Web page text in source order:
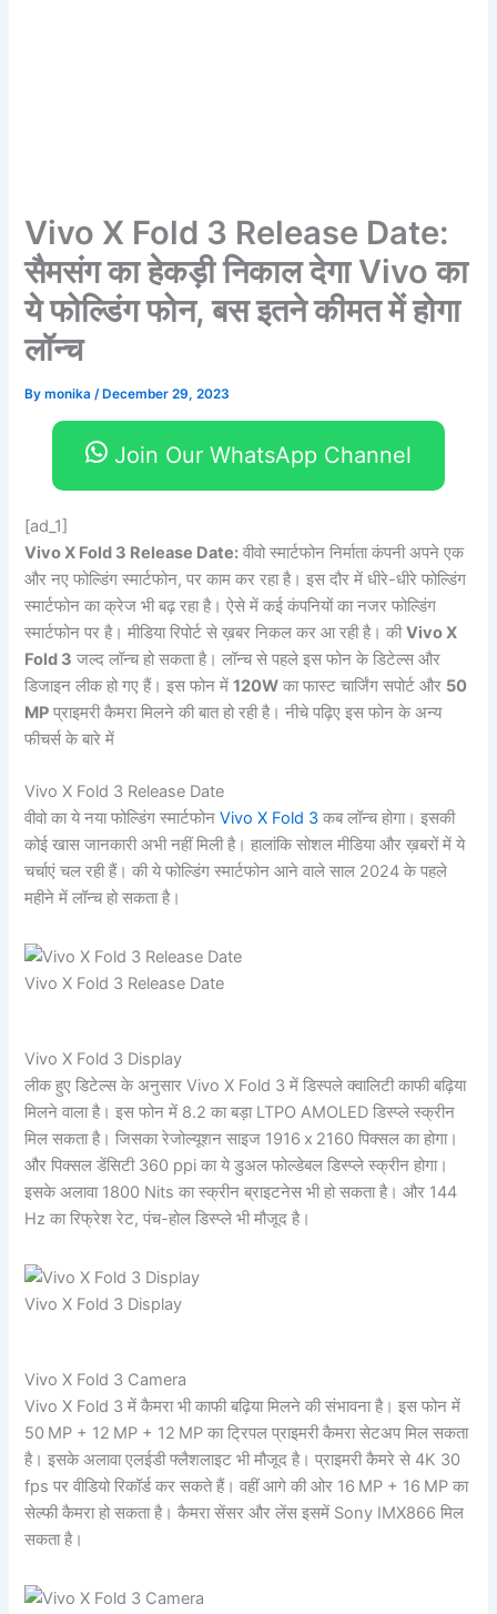
Vivo X Fold 3 Release Date:
सैमसंग का हेकड़ी निकाल देगा Vivo का
ये फोल्डिंग फोन, बस इतने कीमत में होगा
लॉन्च
Bymonika/ December 29, 2023
Join Our WhatsApp Channel
[ad_1]
Vivo X Fold 3 Release Date: वीवो स्मार्टफोन निर्माता कंपनी अपने एक
और नए फोल्डिंग स्मार्टफोन, पर काम कर रहा है। इस दौर में धीरे-धीरे फोल्डिंग
स्मार्टफोन का क्रेज भी बढ़ रहा है। ऐसे में कई कंपनियों का नजर फोल्डिंग
स्मार्टफोन पर है। मीडिया रिपोर्ट से ख़बर निकल कर आ रही है। कीVivo X
Fold 3 जल्द लॉन्च हो सकता है। लॉन्च से पहले इस फोन के डिटेल्स और
डिजाइन लीक हो गए हैं। इस फोन में120W का फास्ट चार्जिंग सपोर्ट और 50
MP प्राइमरी कैमरा मिलने की बात हो रही है। नीचे पढ़िए इस फोन के अन्य
फीचर्स के बारे में
Vivo X Fold 3 Release Date
वीवो का ये नया फोल्डिंग स्मार्टफोनVivo X Fold 3 कब लॉन्च होगा। इसकी
कोई खास जानकारी अभी नहीं मिली है। हालांकि सोशल मीडिया और ख़बरों में ये
चर्चाएं चल रही हैं। की ये फोल्डिंग स्मार्टफोन आने वाले साल 2024 के पहले
महीने में लॉन्च हो सकता है।
Vivo X Fold 3 Release Date
Vivo X Fold 3 Display
लीक हुए डिटेल्स के अनुसार Vivo X Fold 3 में डिस्पले क्वालिटी काफी बढ़िया
मिलने वाला है। इस फोन में 8.2 का बड़ा LTPO AMOLED डिस्प्ले स्क्रीन
मिल सकता है। जिसका रेजोल्यूशन साइज 1916 x 2160 पिक्सल का होगा।
और पिक्सल डेंसिटी 360 ppi का ये डुअल फोल्डेबल डिस्प्ले स्क्रीन होगा।
इसके अलावा 1800 Nits का स्क्रीन ब्राइटनेस भी हो सकता है। और 144
Hz का रिफ्रेश रेट, पंच-होल डिस्प्ले भी मौजूद है।
Vivo X Fold 3 Display
Vivo X Fold 3 Camera
Vivo X Fold 3 में कैमरा भी काफी बढ़िया मिलने की संभावना है। इस फोन में
50 MP + 12 MP + 12 MP का ट्रिपल प्राइमरी कैमरा सेटअप मिल सकता
है। इसके अलावा एलईडी फ्लैशलाइट भी मौजूद है। प्राइमरी कैमरे से 4K 30
fps पर वीडियो रिकॉर्ड कर सकते हैं। वहीं आगे की ओर 16 MP + 16 MP का
सेल्फी कैमरा हो सकता है। कैमरा सेंसर और लेंस इसमें Sony IMX866 मिल
सकता है।